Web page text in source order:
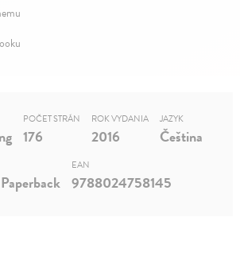
POČET STRÁN
176
ROK VYDANIA
2016
JAZYK
Čeština
EAN
9788024758145